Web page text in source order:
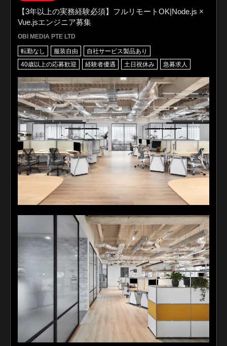
【3年以上の実務経験必須】フルリモートOK|Node.js ×
Vue.jsエンジニア募集
OBI MEDIA PTE LTD
転勤なし 服装自由
自社サービス製品あり
40歳以上の応募歓迎
経験者優遇 土日祝休み 急募求人